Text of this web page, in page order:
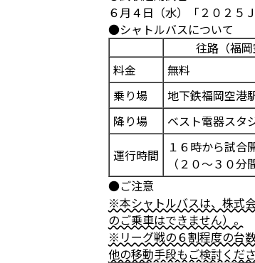
６月４日（水）「２０２
●シャトルバスについて
往路（福
料金
無料
乗り場
地下鉄福岡空港
降り場
ベスト電器スタ
運行時間
１６時から試合
（２０～３０分
●ご注意
※本シャトルバスは、株式
のご乗車はできません）。
※リーグ戦の６割程度の台
他の移動手段もご検討くださ